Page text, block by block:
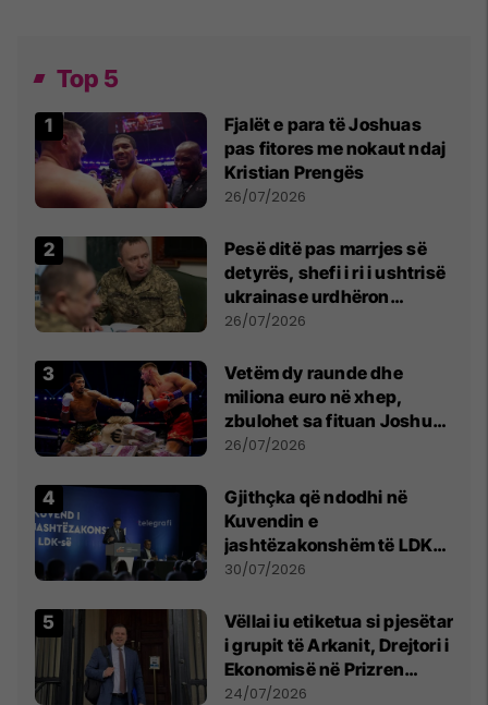
Top 5
Fjalët e para të Joshuas
pas fitores me nokaut ndaj
Kristian Prengës
26/07/2026
Pesë ditë pas marrjes së
detyrës, shefi i ri i ushtrisë
ukrainase urdhëron
kontroll të madh
26/07/2026
Vetëm dy raunde dhe
miliona euro në xhep,
zbulohet sa fituan Joshua
e Prenga
26/07/2026
Gjithçka që ndodhi në
Kuvendin e
jashtëzakonshëm të LDK-
së
30/07/2026
Vëllai iu etiketua si pjesëtar
i grupit të Arkanit, Drejtori i
Ekonomisë në Prizren
mohon pretendimet
24/07/2026